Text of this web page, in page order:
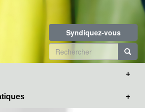
Syndiquez-vous
Formulaire
de